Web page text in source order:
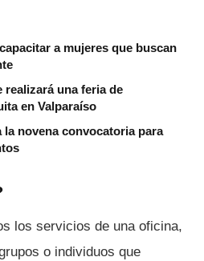
a mujeres que buscan
realizará una feria de
en Valparaí­so
la novena convocatoria para
los servicios de una oficina,
o individuos que